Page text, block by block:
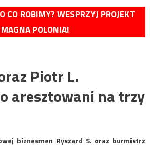
CO ROBIMY? WESPRZYJ PROJEKT
MAGNA POLONIA!
Piotr L.
aresztowani na trzy
biznesmen Ryszard S. oraz burmistrz